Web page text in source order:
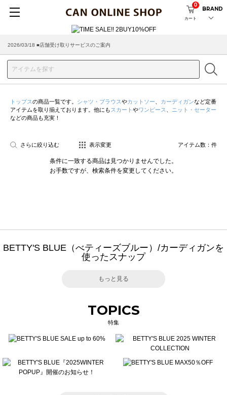
カート
0
BRAND
2026/03/18 ■店舗受け取りサービスのご案内
トップスの商品一覧です。 シャツ・ブラウスやカットソー カーディガンなど定番
アイテムを取り揃えております。他にも スカート やワンピース
ニット・セーター
などの商品も充実！
さらに絞り込む 表示変更 アイテム数： 件
条件に一致する商品は見つかりませんでした。
お手数ですが、検索条件を変更してください。
BETTY'S BLUE（べティーズブルー）/カーディガンを
使ったスナップ
もっと見る
TOPICS
特集